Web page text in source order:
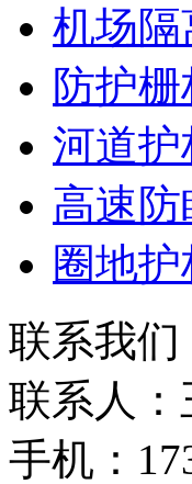
机场隔
防护栅
河道护
高速防
圈地护
联系我们
联系人：
手机：